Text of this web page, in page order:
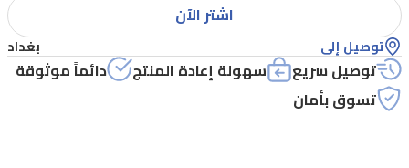
يصل
حتى
2000
شمعة
في
اشتر الآن
توصيل إلى بغداد
توصيل سريع سهولة إعادة المنتج
دائماً موثوقة
تسوق بأمان